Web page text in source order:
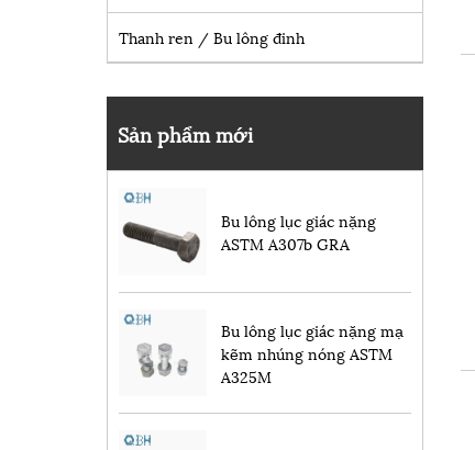
Thanh ren / Bu lông đinh
Sản phẩm mới
Bu lông lục giác nặng
ASTM A307b GRA
Bu lông lục giác nặng mạ
kẽm nhúng nóng ASTM
A325M